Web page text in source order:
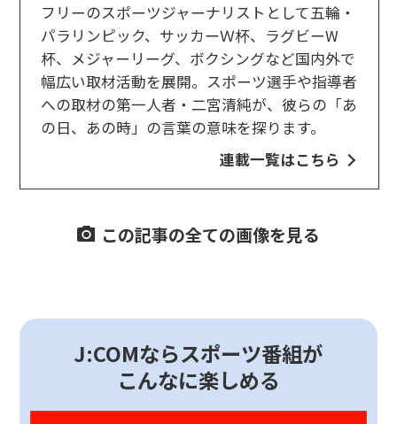
フリーのスポーツジャーナリストとして五輪・
パラリンピック、サッカーＷ杯、ラグビーW
杯、メジャーリーグ、ボクシングなど国内外で
幅広い取材活動を展開。スポーツ選手や指導者
への取材の第一人者・二宮清純が、彼らの「あ
の日、あの時」の言葉の意味を探ります。
連載一覧はこちら
この記事の全ての画像を見る
J:COMならスポーツ番組が
こんなに楽しめる